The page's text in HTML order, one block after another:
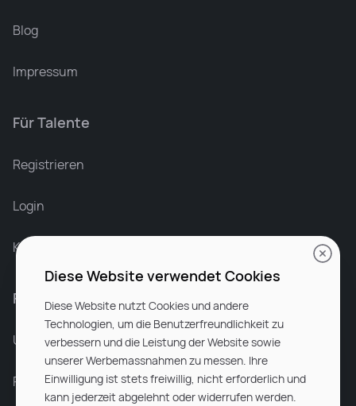
Blog
Impressum
Für Talente
Registrieren
Login
Karriere bei Rocken
Für Unternehmen
Unsere Dienstleistungen
Partnerunternehmen
Diese Website verwendet Cookies
Diese Website nutzt Cookies und andere
Technologien, um die Benutzerfreundlichkeit zu
verbessern und die Leistung der Website sowie
unserer Werbemassnahmen zu messen. Ihre
Einwilligung ist stets freiwillig, nicht erforderlich und
kann jederzeit abgelehnt oder widerrufen werden.